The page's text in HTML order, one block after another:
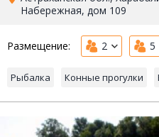
Набережная, дом 109
Размещение: 2 5
Рыбалка Конные прогулки